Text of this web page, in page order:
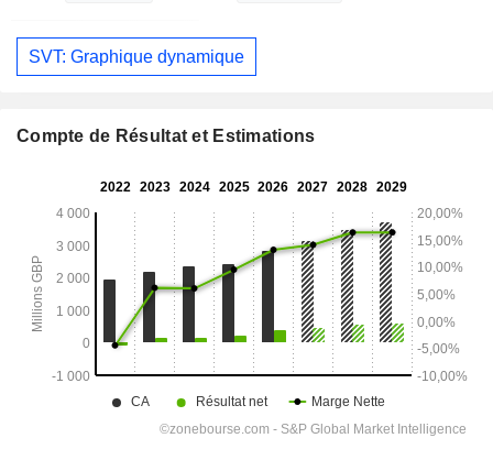
SVT: Graphique dynamique
Compte de Résultat et Estimations